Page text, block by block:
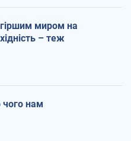
миром на
– теж
чого нам